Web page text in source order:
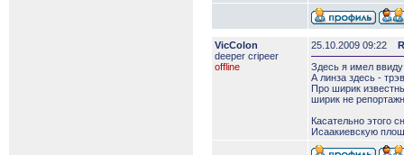
VicColon
deeper сripeer
offline
25.10.2009 09:22
Здесь я имел
А линза здесь -
Про ширик
ширик не
Касательно этого
Исаакиевскую